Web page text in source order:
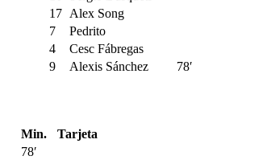
17 Alex Song
7
Pedrito
4
Cesc Fábregas
9 Alexis Sánchez 78′
Min.
Tarjeta
78′